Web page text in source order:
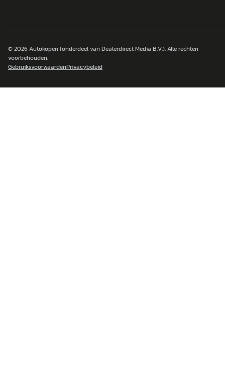
© 2026Autokopen(onderdeel van Dealerdirect Media B.V.). Alle rechten
voorbehouden.
GebruiksvoorwaardenPrivacybeleid